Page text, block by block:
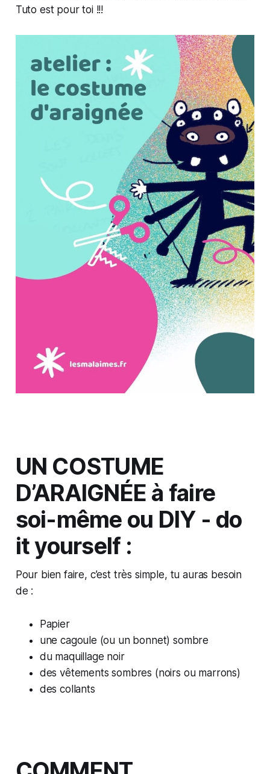
Tuto est pour toi !!!
UN COSTUME
D’ARAIGNÉE à faire
soi-même ou DIY - do
it yourself :
Pour bien faire, c’est très simple, tu auras besoin
de :
Papier
une cagoule (ou un bonnet) sombre
du maquillage noir
des vêtements sombres (noirs ou marrons)
des collants